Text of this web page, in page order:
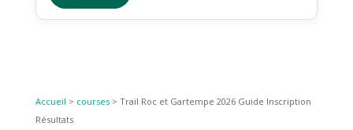
Accueil > courses> Trail Roc et Gartempe 2026 Guide Inscription
Résultats